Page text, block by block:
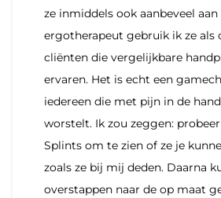
ze inmiddels ook aanbeveel aan
ergotherapeut gebruik ik ze als
cliënten die vergelijkbare
ervaren. Het is echt een
iedereen die met pijn in de
worstelt. Ik zou zeggen:
Splints om te zien of ze je
zoals ze bij mij deden. Daarna
overstappen naar de op maat